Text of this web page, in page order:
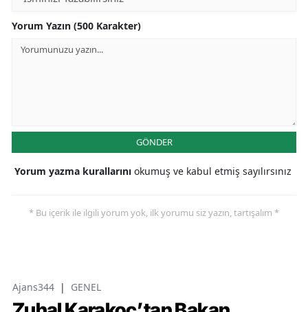
Yorum Yazın (500 Karakter)
GÖNDER
Yorum yazma kurallarını okumuş ve kabul etmiş sayılırsınız
* Bu içerik ile ilgili yorum yok, ilk yorumu siz yazın, tartışalım *
Ajans344 | GENEL